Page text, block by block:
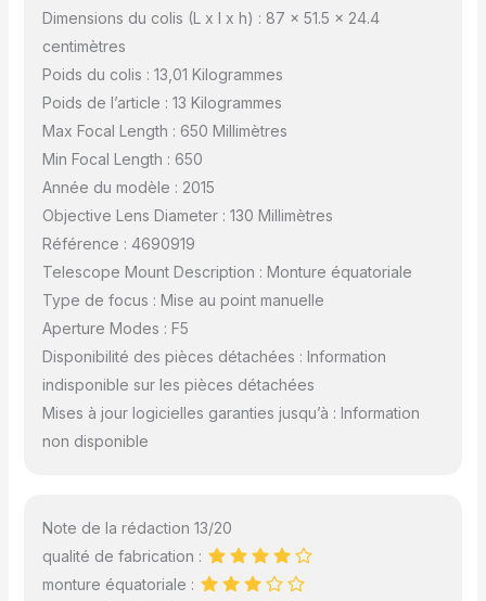
Dimensions du colis (L x l x h) : 87 x 51.5 x 24.4
centimètres
Poids du colis : 13,01 Kilogrammes
Poids de l’article : 13 Kilogrammes
Max Focal Length : 650 Millimètres
Min Focal Length : 650
Année du modèle : 2015
Objective Lens Diameter : 130 Millimètres
Référence : 4690919
Telescope Mount Description : Monture équatoriale
Type de focus : Mise au point manuelle
Aperture Modes : F5
Disponibilité des pièces détachées : Information
indisponible sur les pièces détachées
Mises à jour logicielles garanties jusqu’à : Information
non disponible
Note de la rédaction 13/20
qualité de fabrication :
monture équatoriale :